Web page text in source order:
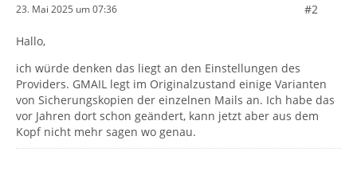
23. Mai 2025 um 07:36 #2
Hallo,
ich würde denken das liegt an den Einstellungen des
Providers. GMAIL legt im Originalzustand einige Varianten
von Sicherungskopien der einzelnen Mails an. Ich habe das
vor Jahren dort schon geändert, kann jetzt aber aus dem
Kopf nicht mehr sagen wo genau.